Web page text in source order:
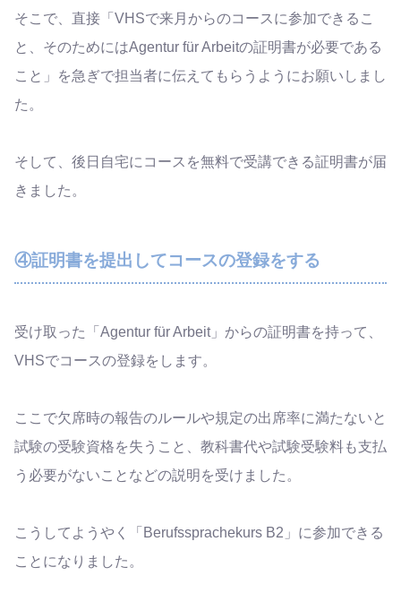
そこで、直接「VHSで来月からのコースに参加できるこ
と、そのためにはAgentur für Arbeitの証明書が必要である
こと」を急ぎで担当者に伝えてもらうようにお願いしまし
た。
そして、後日自宅にコースを無料で受講できる証明書が届
きました。
④証明書を提出してコースの登録をする
受け取った「Agentur für Arbeit」からの証明書を持って、
VHSでコースの登録をします。
ここで欠席時の報告のルールや規定の出席率に満たないと
試験の受験資格を失うこと、教科書代や試験受験料も支払
う必要がないことなどの説明を受けました。
こうしてようやく「Berufssprachekurs B2」に参加できる
ことになりました。